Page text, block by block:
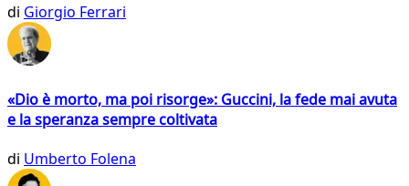
di Giorgio Ferrari
«Dio è morto, ma poi risorge»: Guccini, la fede mai avuta
e la speranza sempre coltivata
di Umberto Folena